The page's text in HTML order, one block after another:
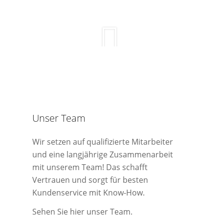
Unser Team
Wir setzen auf qualifizierte Mitarbeiter
und eine langjährige Zusammenarbeit
mit unserem Team! Das schafft
Vertrauen und sorgt für besten
Kundenservice mit Know-How.
Sehen Sie hier unser Team.